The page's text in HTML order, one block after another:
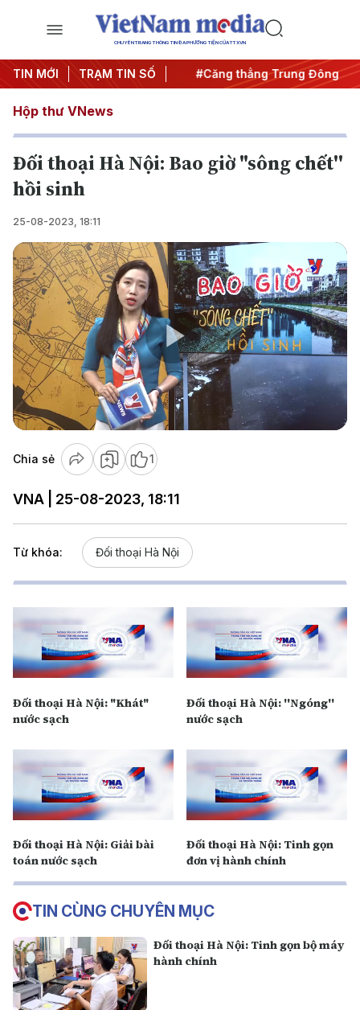
CHUYÊN TRANG THÔNG TIN ĐA PHƯƠNG TIỆN CỦA TTXVN
TIN MỚI TRẠM TIN SỐ
#Chống khai thác IUU #Căng thẳng Trung Đông
Hộp thư VNews
Đối thoại Hà Nội: Bao giờ "sông chết''
hồi sinh
25-08-2023, 18:11
Play
Video
Chia sẻ 1
VNA | 25-08-2023, 18:11
Từ khóa: Đối thoại Hà Nội
Đối thoại Hà Nội: "Khát"
nước sạch
Đối thoại Hà Nội: ''Ngóng''
nước sạch
Đối thoại Hà Nội: Giải bài
toán nước sạch
Đối thoại Hà Nội: Tinh gọn
đơn vị hành chính
TIN CÙNG CHUYÊN MỤC
Đối thoại Hà Nội: Tinh gọn bộ máy
hành chính